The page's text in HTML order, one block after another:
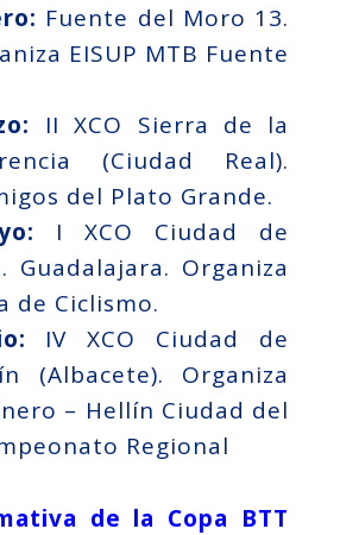
Fuente del Moro 13.
EISUP MTB Fuente
II XCO Sierra de la
(Ciudad Real).
del Plato Grande.
I XCO Ciudad de
Guadalajara. Organiza
de Ciclismo.
IV XCO Ciudad de
(Albacete). Organiza
– Hellín Ciudad del
Regional
de la Copa BTT